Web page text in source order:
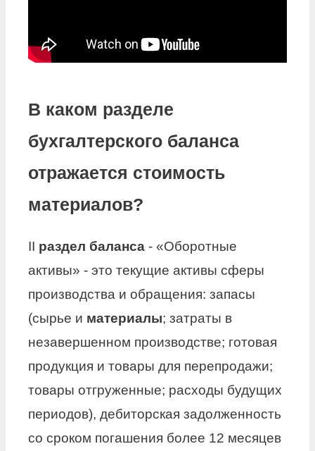
В каком разделе
бухгалтерского баланса
отражается стоимость
материалов?
II раздел баланса - «Оборотные
активы» - это текущие активы сферы
производства и обращения: запасы
(сырье и материалы; затраты в
незавершенном производстве; готовая
продукция и товары для перепродажи;
товары отгруженные; расходы будущих
периодов), дебиторская задолженность
со сроком погашения более 12 месяцев